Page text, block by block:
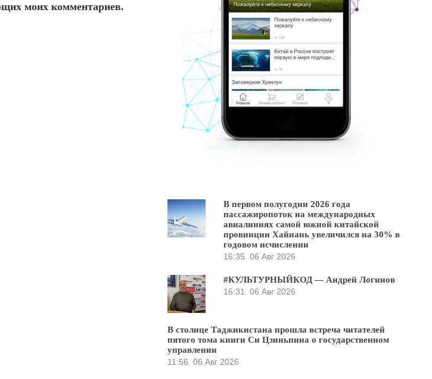
моих комментариев.
В первом полугодии 2026 года
пассажиропоток на международных
авиалиниях самой южной китайской
провинции Хайнань увеличился на 30% в
годовом исчислении
16:35 06 Авг 2026
#КУЛЬТУРНЫЙКОД — Андрей Логинов
16:31
06 Авг 2026
В столице Таджикистана прошла встреча читателей
пятого тома книги Си Цзиньпина о государственном
управлении
11:56 06 Авг 2026